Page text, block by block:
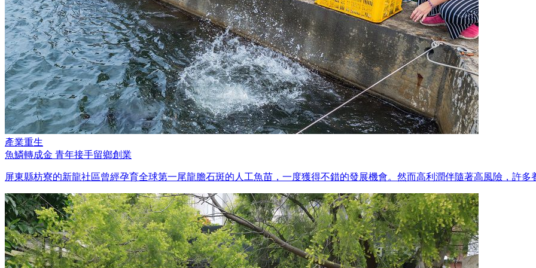
產業重生
魚鱗轉成金 青年接手留鄉創業
屏東縣枋寮的新龍社區曾經孕育全球第一尾龍膽石斑的人工魚苗，一度獲得不錯的發展機會。然而高利潤伴隨著高風險，許